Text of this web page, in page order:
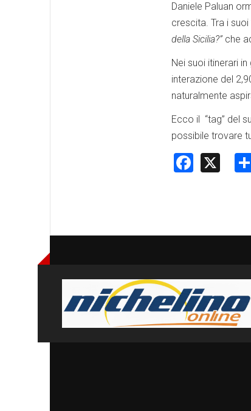
Daniele Paluan
crescita. Tra i
della Sicilia?”che
Nei suoi itinerari
interazione del
naturalmente
Ecco il “tag” del
possibile trovare